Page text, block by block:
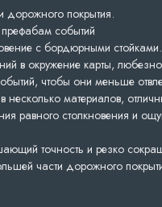
покрытия.
событий
с бордюрными стойками.
в окружение карты,
чтобы они меньше
материалов,
равного столкновения и
точность и резко
части дорожного